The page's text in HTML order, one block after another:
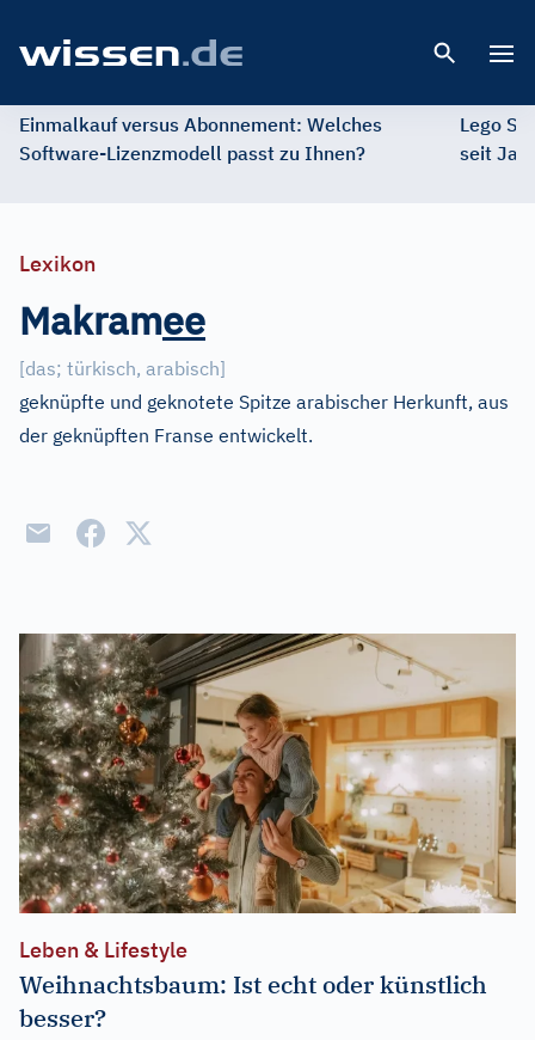
Einmalkauf versus Abonnement: Welches
Software-Lizenzmodell passt zu Ihnen?
Lego
seit
Lexikon
Makramee
[das; türkisch, arabisch]
geknüpfte und geknotete Spitze arabischer Herkunft, aus
der geknüpften Franse entwickelt.
Leben & Lifestyle
Weihnachtsbaum: Ist echt oder künstlich
besser?